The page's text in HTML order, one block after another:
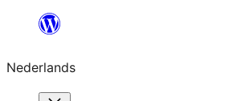
de
inhoud
Nederlands